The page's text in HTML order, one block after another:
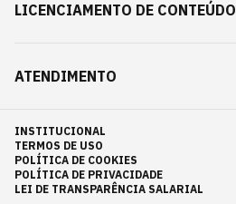
LICENCIAMENTO DE CONTEÚDO
ATENDIMENTO
INSTITUCIONAL
TERMOS DE USO
POLÍTICA DE COOKIES
POLÍTICA DE PRIVACIDADE
LEI DE TRANSPARÊNCIA SALARIAL